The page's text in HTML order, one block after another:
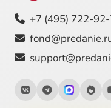
+7 (495) 722-